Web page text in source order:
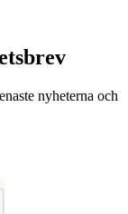
nyheterna och